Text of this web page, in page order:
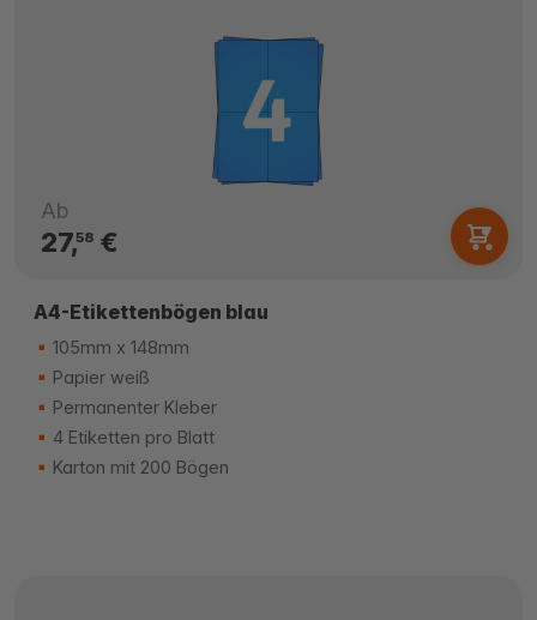
Ab
27,58€
A4-Etikettenbögen blau
105mm x 148mm
Papier weiß
Permanenter Kleber
4 Etiketten pro Blatt
Karton mit 200 Bögen